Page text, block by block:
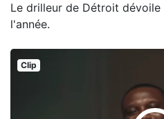
Le drilleur de Détroit
l'année.
Clip